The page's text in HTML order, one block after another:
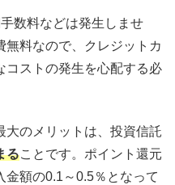
数料などは発生しませ
無料なので、クレジットカ
コストの発生を心配する必
大のメリットは、投資信託
ることです。ポイント還元
額の0.1～0.5％となって